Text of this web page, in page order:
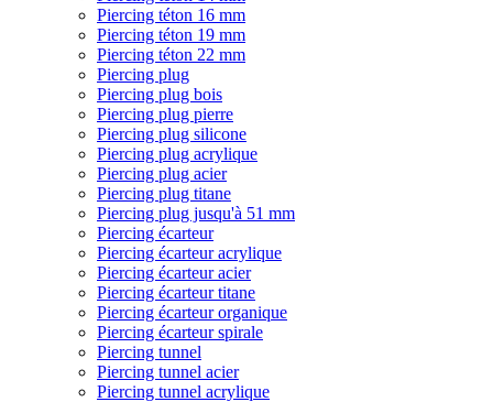
Piercing téton 16 mm
Piercing téton 19 mm
Piercing téton 22 mm
Piercing plug
Piercing plug bois
Piercing plug pierre
Piercing plug silicone
Piercing plug acrylique
Piercing plug acier
Piercing plug titane
Piercing plug jusqu'à 51 mm
Piercing écarteur
Piercing écarteur acrylique
Piercing écarteur acier
Piercing écarteur titane
Piercing écarteur organique
Piercing écarteur spirale
Piercing tunnel
Piercing tunnel acier
Piercing tunnel acrylique